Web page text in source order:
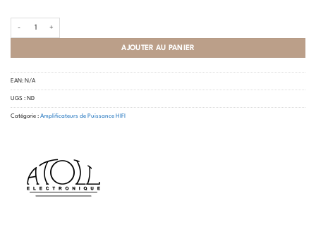
AJOUTER AU PANIER
EAN: N/A
UGS : ND
Catégorie : Amplificateurs de Puissance HIFI